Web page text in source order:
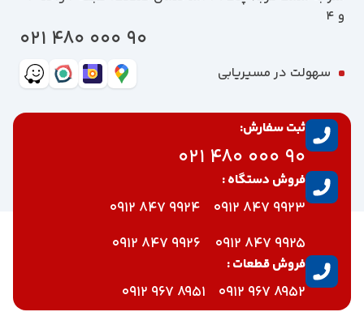
و 4
90 000 480 021
سهولت در مسیریابی
ثبت سفارش:
90 000 480 021
فروش دستگاه :
9923 847 0912
9924 847 0912
9925 847 0912
9926 847 0912
فروش قطعات :
8952 967 0912
8951 967 0912